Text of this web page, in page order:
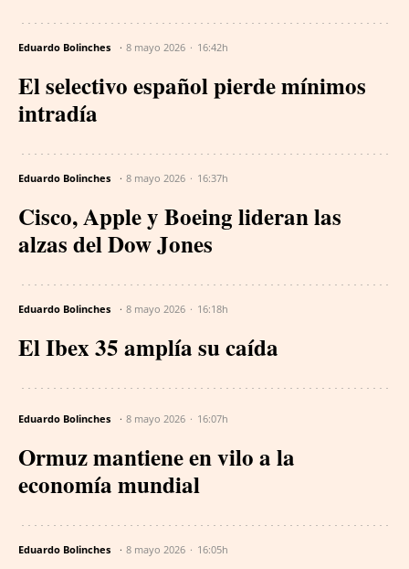
Eduardo Bolinches 8 mayo 2026 16:42h
El selectivo español pierde mínimos
intradía
Eduardo Bolinches 8 mayo 2026 16:37h
Cisco, Apple y Boeing lideran las
alzas del Dow Jones
Eduardo Bolinches 8 mayo 2026 16:18h
El Ibex 35 amplía su caída
Eduardo Bolinches 8 mayo 2026 16:07h
Ormuz mantiene en vilo a la
economía mundial
Eduardo Bolinches 8 mayo 2026 16:05h